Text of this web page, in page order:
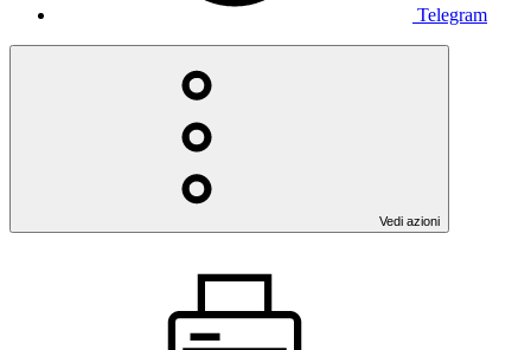
Telegram
Vedi azioni